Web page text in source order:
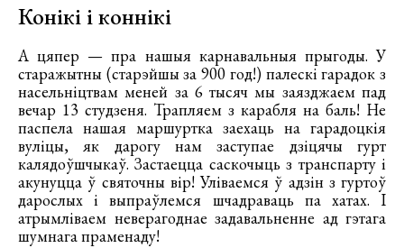
Конікі і коннікі
А цяпер — пра нашыя карнавальныя прыгоды. У
старажытны (старэйшы за 900 год!) палескі гарадок з
насельніцтвам меней за 6 тысяч мы заязджаем пад
вечар 13 студзеня. Трапляем з карабля на баль! Не
паспела нашая маршуртка заехаць на гарадоцкія
вуліцы, як дарогу нам заступае дзіцячы гурт
калядоўшчыкаў. Застаецца саскочыць з транспарту і
акунуцца ў святочны вір! Уліваемся ў адзін з гуртоў
дарослых і выпраўлемся шчадраваць па хатах. І
атрымліваем неверагоднае задавальненне ад гэтага
шумнага праменаду!